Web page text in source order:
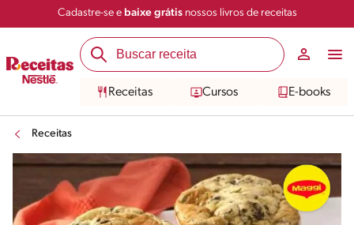
Cadastre-se e baixe grátisnossos livros de receitas
Receitas Cursos E-books
Receitas
Salvar Compartilhar